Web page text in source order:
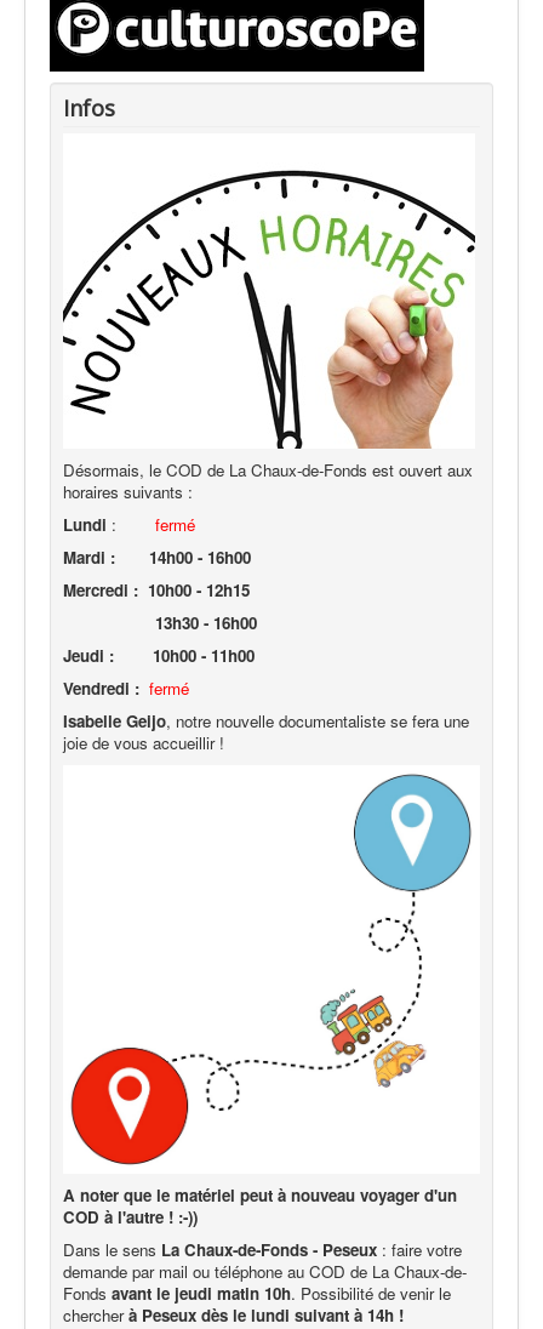
Infos
Désormais, le COD de La Chaux-de-Fonds est ouvert aux
horaires suivants :
Lundi : fermé
Mardi :
14h00 - 16h00
Mercredi : 10h00 - 12h15
13h30 - 16h00
Jeudi : 10h00 - 11h00
Vendredi : fermé
Isabelle Geijo, notre nouvelle documentaliste se fera une
joie de vous accueillir !
A noter que le matériel peut à nouveau voyager d'un
COD à l'autre ! :-))
Dans le sens La Chaux-de-Fonds - Peseux : faire votre
demande par mail ou téléphone au COD de La Chaux-de-
Fonds avant le jeudi matin 10h. Possibilité de venir le
chercherà Peseux dès le lundi suivant à 14h !